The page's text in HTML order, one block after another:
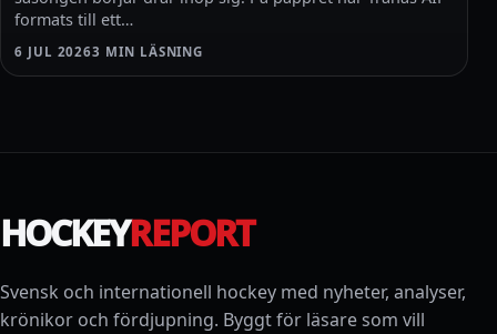
formats till ett…
6 JUL 20263 MIN LÄSNING
HOCKEYREPORT
Svensk och internationell hockey med nyheter, analyser,
krönikor och fördjupning. Byggt för läsare som vill